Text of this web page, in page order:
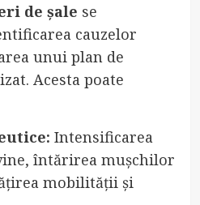
de șale se
cauzelor
unui plan de
Acesta poate
Intensificarea
întărirea mușchilor
mobilității și